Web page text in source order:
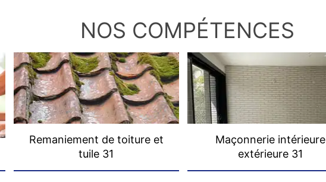
NOS COMPÉTENCES
Remaniement de toiture et
tuile 31
Maçonnerie intérieure
extérieure 31